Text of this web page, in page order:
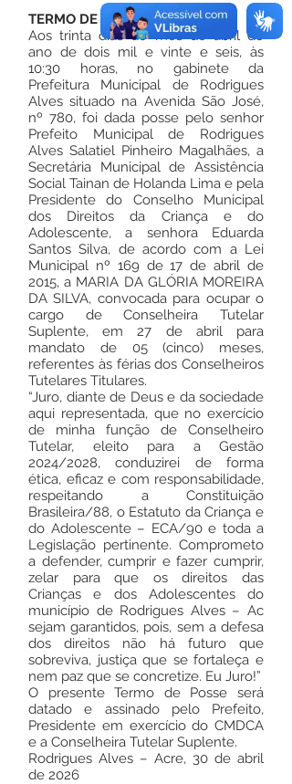
TERMO DE POSSE
Aos trinta dias do mês de abril do
ano de dois mil e vinte e seis, às
10:30 horas, no gabinete da
Prefeitura Municipal de Rodrigues
Alves situado na Avenida São José,
nº 780, foi dada posse pelo senhor
Prefeito Municipal de Rodrigues
Alves Salatiel Pinheiro Magalhães, a
Secretária Municipal de Assistência
Social Tainan de Holanda Lima e pela
Presidente do Conselho Municipal
dos Direitos da Criança e do
Adolescente, a senhora Eduarda
Santos Silva, de acordo com a Lei
Municipal nº 169 de 17 de abril de
2015, a MARIA DA GLÓRIA MOREIRA
DA SILVA, convocada para ocupar o
cargo de Conselheira Tutelar
Suplente, em 27 de abril para
mandato de 05 (cinco) meses,
referentes às férias dos Conselheiros
Tutelares Titulares.
“Juro, diante de Deus e da sociedade
aqui representada, que no exercício
de minha função de Conselheiro
Tutelar, eleito para a Gestão
2024/2028, conduzirei de forma
ética, eficaz e com responsabilidade,
respeitando a Constituição
Brasileira/88, o Estatuto da Criança e
do Adolescente – ECA/90 e toda a
Legislação pertinente. Comprometo
a defender, cumprir e fazer cumprir,
zelar para que os direitos das
Crianças e dos Adolescentes do
município de Rodrigues Alves – Ac
sejam garantidos, pois, sem a defesa
dos direitos não há futuro que
sobreviva, justiça que se fortaleça e
nem paz que se concretize. Eu Juro!”
O presente Termo de Posse será
datado e assinado pelo Prefeito,
Presidente em exercício do CMDCA
e a Conselheira Tutelar Suplente.
Rodrigues Alves – Acre, 30 de abril
de 2026